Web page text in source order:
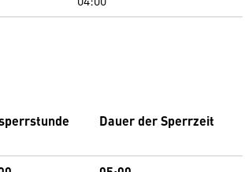
Dauer der Sperrzeit